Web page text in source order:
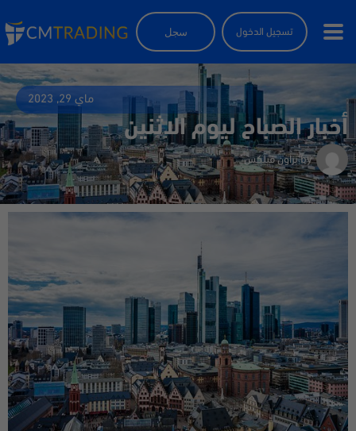
تسجيل الدخول سجل
ماي 29, 2023
أخبار الصباح ليوم الاثنين
by براون فيلكس